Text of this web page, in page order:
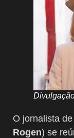
O jornalista
Rogen) se